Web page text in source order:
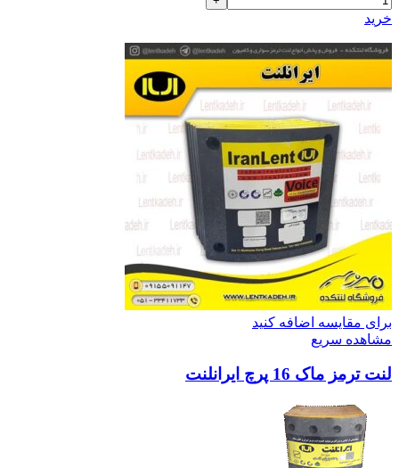
خرید
برای مقایسه اضافه کنید
مشاهده سریع
لنت ترمز ماک 16 پرچ ایرانلنت